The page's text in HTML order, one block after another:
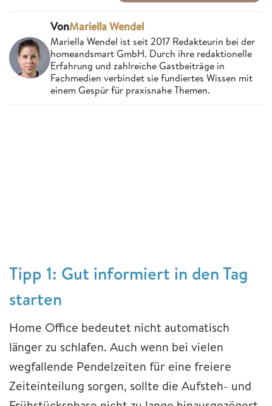
VonMariella Wendel
Mariella Wendel ist seit 2017 Redakteurin bei der
homeandsmart GmbH. Durch ihre redaktionelle
Erfahrung und zahlreiche Gastbeiträge in
Fachmedien verbindet sie fundiertes Wissen mit
einem Gespür für praxisnahe Themen.
Tipp 1: Gut informiert in den Tag
starten
Home Office bedeutet nicht automatisch
länger zu schlafen. Auch wenn bei vielen
wegfallende Pendelzeiten für eine freiere
Zeiteinteilung sorgen, sollte die Aufsteh- und